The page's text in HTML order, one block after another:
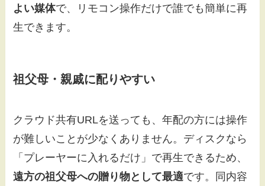
よい媒体で、リモコン操作だけで誰でも簡単に再
生できます。
祖父母・親戚に配りやすい
クラウド共有URLを送っても、年配の方には操作
が難しいことが少なくありません。ディスクなら
「プレーヤーに入れるだけ」で再生できるため、
遠方の祖父母への贈り物として最適です。同内容